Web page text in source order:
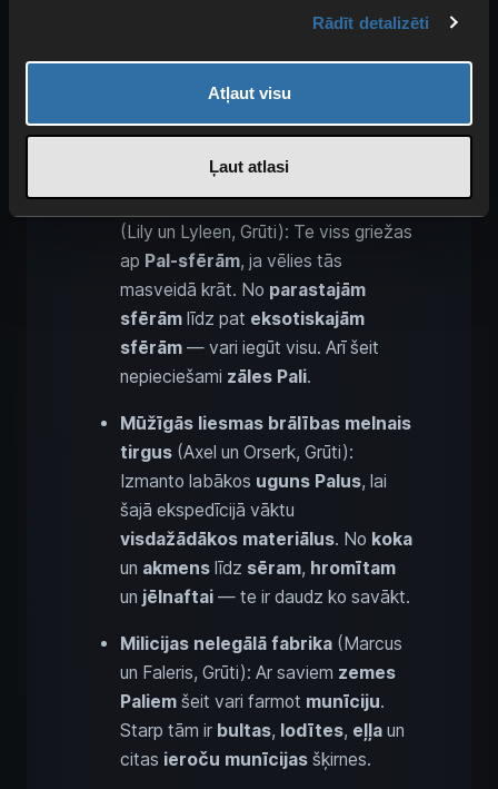
Rādīt detalizēti
Atļaut visu
Ļaut atlasi
(Zoe un Grizzbolt, Grūti):
iegūtPal priekšmetus, tostarp
dziedzerus,sulas,eļļu
materiālus. Kā Palus iesakām
Hartalis un
Pal draugu līgas pazemes birža
(Lily un Lyleen, Grūti): Te viss griežas
ap Pal-sfērām, ja vēlies tās
masveidā krāt. No parastajām
sfērām līdz pat eksotiskajām
sfērām — vari iegūt visu. Arī šeit
nepieciešami zāles Pali.
Mūžīgās liesmas brālības melnais
tirgus (Axel un Orserk, Grūti):
Izmanto labākos uguns Palus, lai
šajā ekspedīcijā vāktu
visdažādākos materiālus. No koka
un akmens līdz sēram, hromītam
un jēlnaftai — te ir daudz ko savākt.
Milicijas nelegālā fabrika (Marcus
un Faleris, Grūti): Ar saviem zemes
Paliem šeit vari farmot munīciju.
Starp tām ir bultas, lodītes, eļļa un
citas ieroču munīcijas šķirnes.